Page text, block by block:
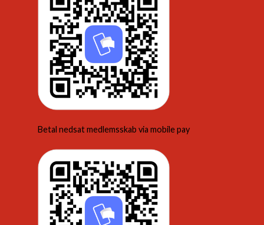
Betal nedsat medlemsskab via mobile pay